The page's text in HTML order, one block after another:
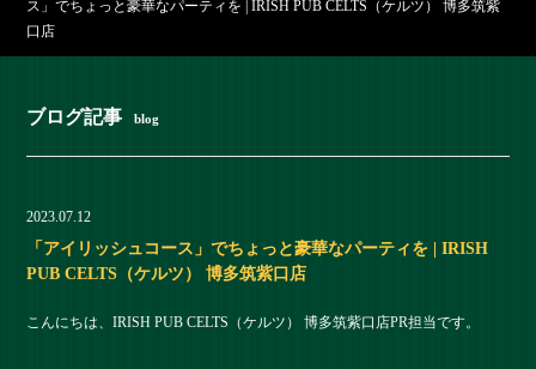
ス」でちょっと豪華なパーティを | IRISH PUB CELTS（ケルツ） 博多筑紫
口店
ブログ記事 blog
2023.07.12
「アイリッシュコース」でちょっと豪華なパーティを | IRISH
PUB CELTS（ケルツ） 博多筑紫口店
こんにちは、IRISH PUB CELTS（ケルツ） 博多筑紫口店PR担当です。